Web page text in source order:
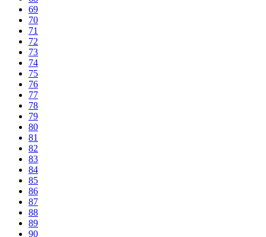
69
70
71
72
73
74
75
76
77
78
79
80
81
82
83
84
85
86
87
88
89
90